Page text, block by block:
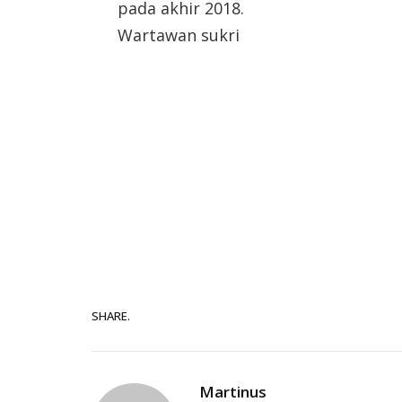
pada akhir 2018.
Wartawan sukri
SHARE.
Martinus